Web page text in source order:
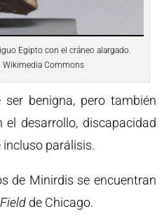
Egipto con el cráneo alargado.
Wikimedia Commons
ser benigna, pero también
desarrollo, discapacidad
parálisis.
de Minirdis se encuentran
de Chicago.